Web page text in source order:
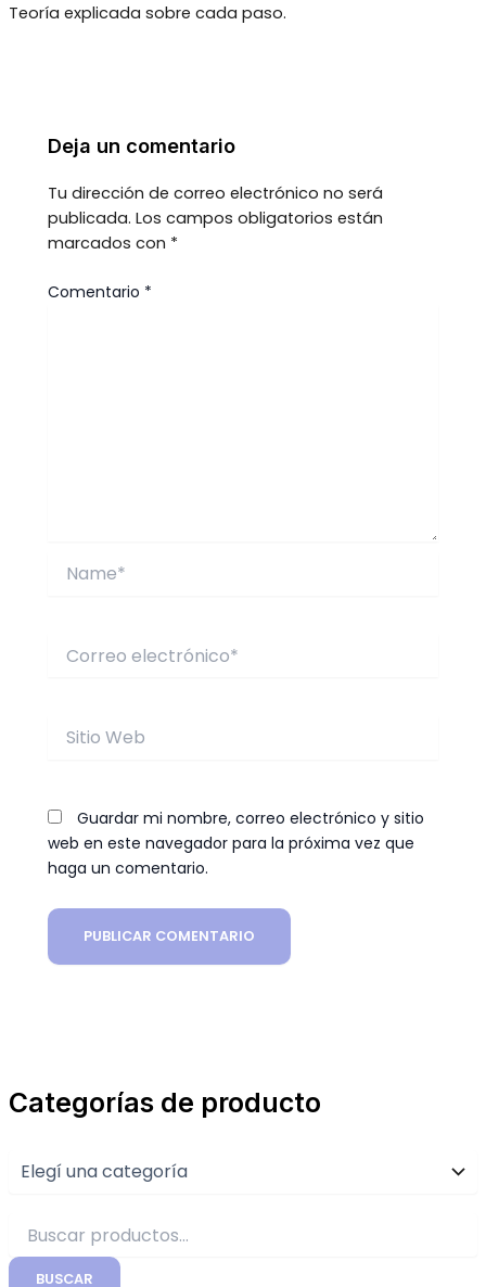
Teoría explicada sobre cada paso.
Deja un comentario
Tu dirección de correo electrónico no será
publicada. Los campos obligatorios están
marcados con *
Comentario *
electrónico*
Sitio
Web
Guardar mi nombre, correo electrónico y sitio
web en este navegador para la próxima vez que
haga un comentario.
Categorías de producto
BUSCAR